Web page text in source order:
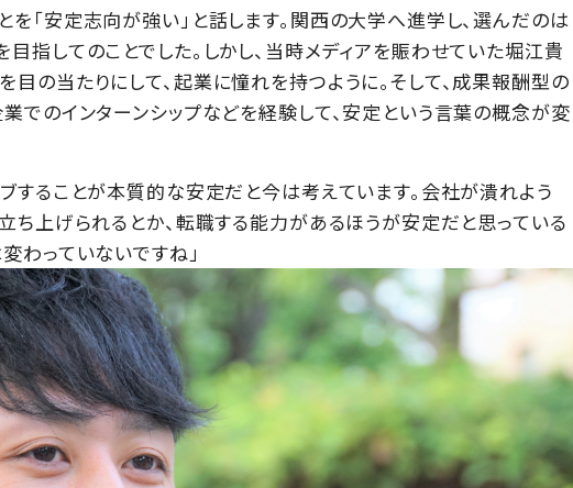
「安定志向が強い」と話します。関西の大学へ進学し、選んだのは
指してのことでした。しかし、当時メディアを賑わせていた堀江貴
の当たりにして、起業に憧れを持つように。そして、成果報酬型の
でのインターンシップなどを経験して、安定という言葉の概念が変
することが本質的な安定だと今は考えています。会社が潰れよう
ち上げられるとか、転職する能力があるほうが安定だと思っている
わっていないですね」